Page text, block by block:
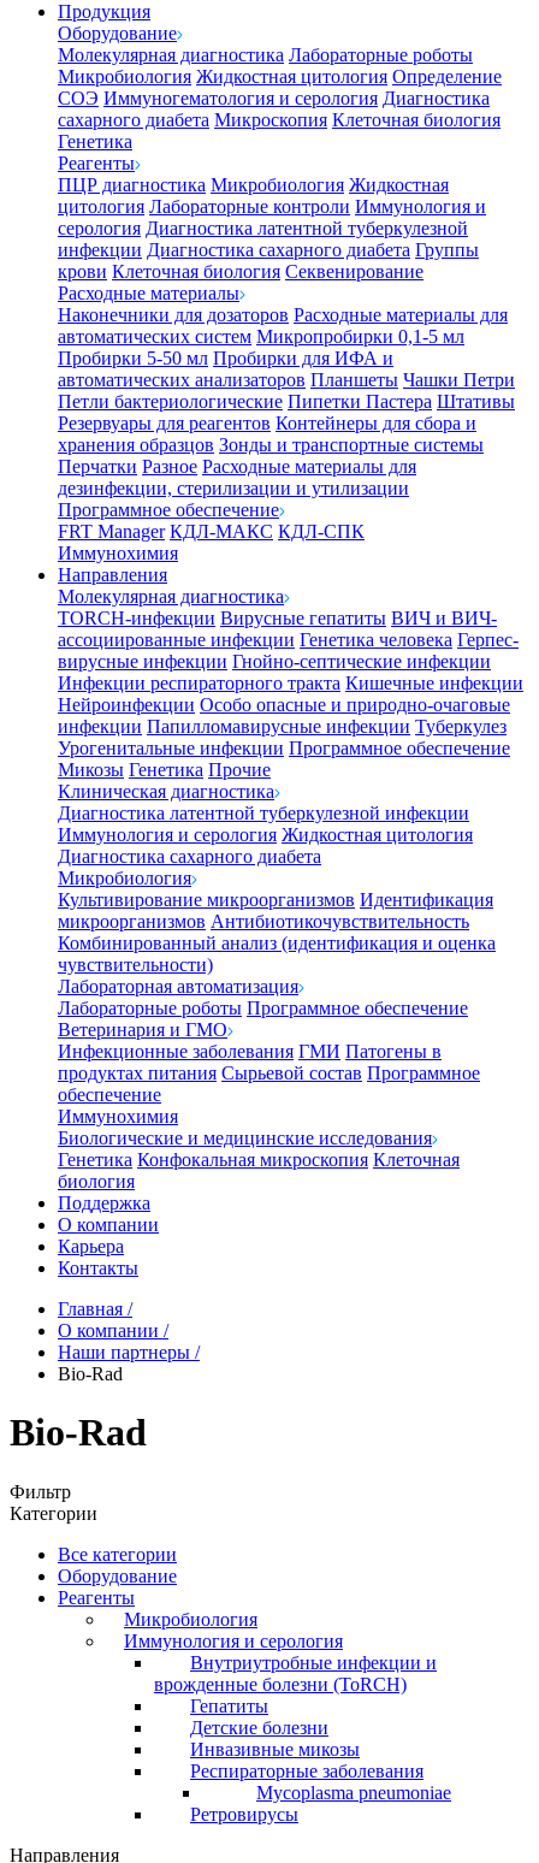
Продукция
Оборудование
Молекулярная диагностика Лабораторные роботы
Микробиология Жидкостная цитология Определение
СОЭ Иммуногематология и серология Диагностика
сахарного диабета Микроскопия Клеточная биология
Генетика
Реагенты
ПЦР диагностика Микробиология Жидкостная
цитология Лабораторные контроли Иммунология и
серология Диагностика латентной туберкулезной
инфекции Диагностика сахарного диабета Группы
крови Клеточная биология Секвенирование
Расходные материалы
Наконечники для дозаторов Расходные материалы для
автоматических систем Микропробирки 0,1-5 мл
Пробирки 5-50 мл Пробирки для ИФА и
автоматических анализаторов Планшеты Чашки Петри
Петли бактериологические Пипетки Пастера Штативы
Резервуары для реагентов Контейнеры для сбора и
хранения образцов Зонды и транспортные системы
Перчатки Разное Расходные материалы для
дезинфекции, стерилизации и утилизации
Программное обеспечение
FRT Manager КДЛ-МАКС КДЛ-СПК
Иммунохимия
Направления
Молекулярная диагностика
TORCH-инфекции Вирусные гепатиты ВИЧ и ВИЧ-
ассоциированные инфекции Генетика человека Герпес-
вирусные инфекции Гнойно-септические инфекции
Инфекции респираторного тракта Кишечные инфекции
Нейроинфекции Особо опасные и природно-очаговые
инфекции Папилломавирусные инфекции Туберкулез
Урогенитальные инфекции Программное обеспечение
Микозы Генетика Прочие
Клиническая диагностика
Диагностика латентной туберкулезной инфекции
Иммунология и серология Жидкостная цитология
Диагностика сахарного диабета
Микробиология
Культивирование микроорганизмов Идентификация
микроорганизмов Антибиотикочувствительность
Комбинированный анализ (идентификация и оценка
чувствительности)
Лабораторная автоматизация
Лабораторные роботы Программное обеспечение
Ветеринария и ГМО
Инфекционные заболевания ГМИ Патогены в
продуктах питания Сырьевой состав Программное
обеспечение
Иммунохимия
Биологические и медицинские исследования
Генетика Конфокальная микроскопия Клеточная
биология
Поддержка
О компании
Карьера
Контакты
Главная /
О компании /
Наши партнеры /
Bio-Rad
Bio-Rad
Фильтр
Категории
Все категории
Оборудование
Реагенты
Микробиология
Иммунология и серология
Внутриутробные инфекции и
врожденные болезни (ToRCH)
Гепатиты
Детские болезни
Инвазивные микозы
Респираторные заболевания
Mycoplasma pneumoniae
Ретровирусы
Направления